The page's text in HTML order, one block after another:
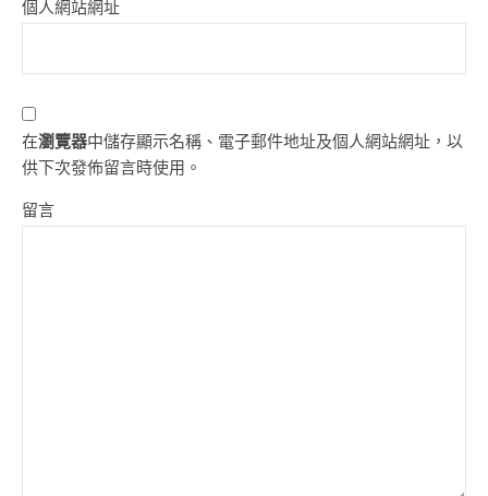
個人網站網址
在瀏覽器中儲存顯示名稱、電子郵件地址及個人網站網址，以
供下次發佈留言時使用。
留言